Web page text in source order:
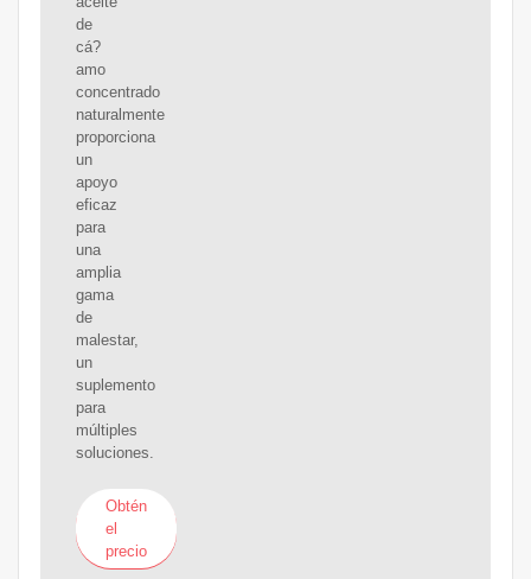
de
cá?
amo
concentrado
naturalmente
proporciona
un
apoyo
eficaz
para
una
amplia
gama
de
malestar,
un
suplemento
para
múltiples
soluciones.
Obtén
el
precio